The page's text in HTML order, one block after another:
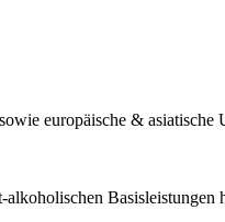
europäische & asiatische
Basisleistungen